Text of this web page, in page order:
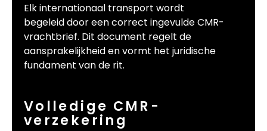
Elk internationaal transport wordt
begeleid door een correct ingevulde CMR-
vrachtbrief. Dit document regelt de
aansprakelijkheid en vormt het juridische
fundament van de rit.
Volledige CMR-
verzekering